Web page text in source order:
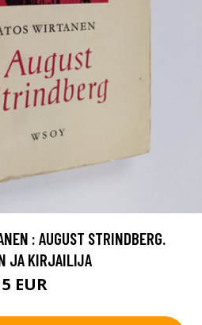
: AUGUST STRINDBERG.
JA KIRJAILIJA
5 EUR